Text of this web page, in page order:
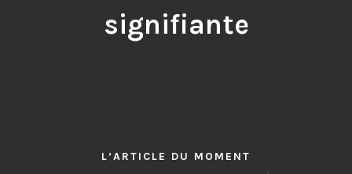
signifiante
L’ARTICLE DU MOMENT